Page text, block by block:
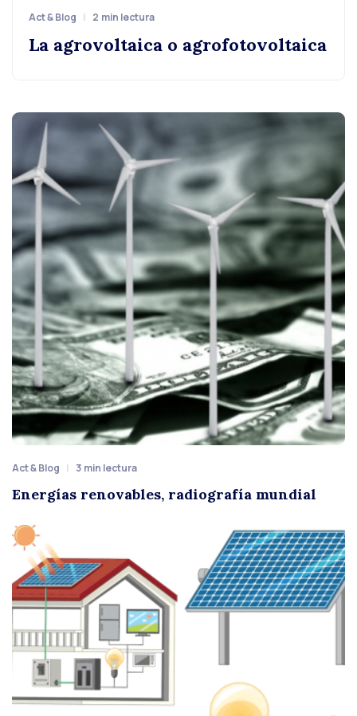
Act & Blog 2 min lectura
La agrovoltaica o agrofotovoltaica
Act & Blog 3 min lectura
Energías renovables, radiografía mundial